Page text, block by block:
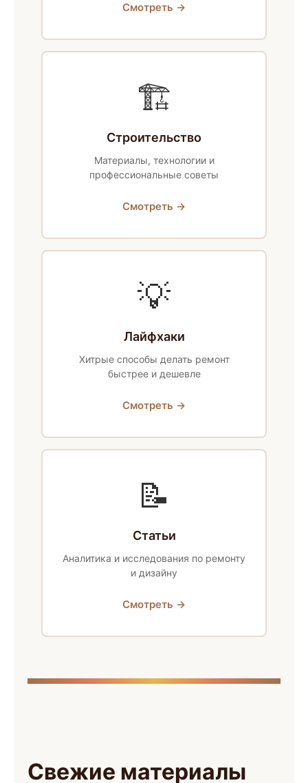
Смотреть →
🏗
Строительство
Материалы, технологии и
профессиональные советы
Смотреть →
💡
Лайфхаки
Хитрые способы делать ремонт
быстрее и дешевле
Смотреть →
📝
Статьи
Аналитика и исследования по ремонту
и дизайну
Смотреть →
Свежие материалы